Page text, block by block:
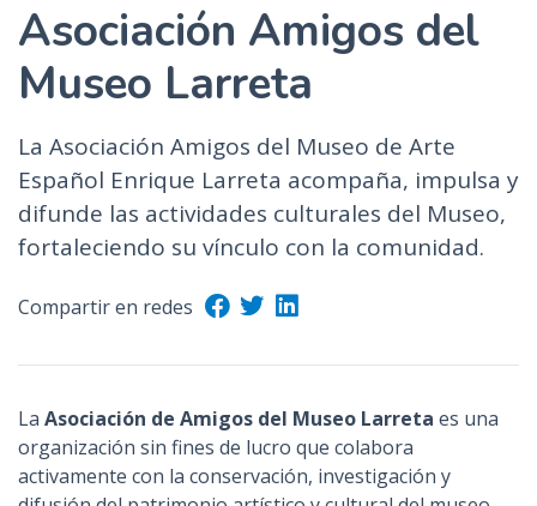
d
o
p
i
n
c
i
a
Asociación Amigos del
Museo Larreta
La Asociación Amigos del Museo de Arte
Español Enrique Larreta acompaña, impulsa y
difunde las actividades culturales del Museo,
fortaleciendo su vínculo con la comunidad.
Compartir en redes
La Asociación de Amigos del Museo Larreta es una
organización sin fines de lucro que colabora
activamente con la conservación, investigación y